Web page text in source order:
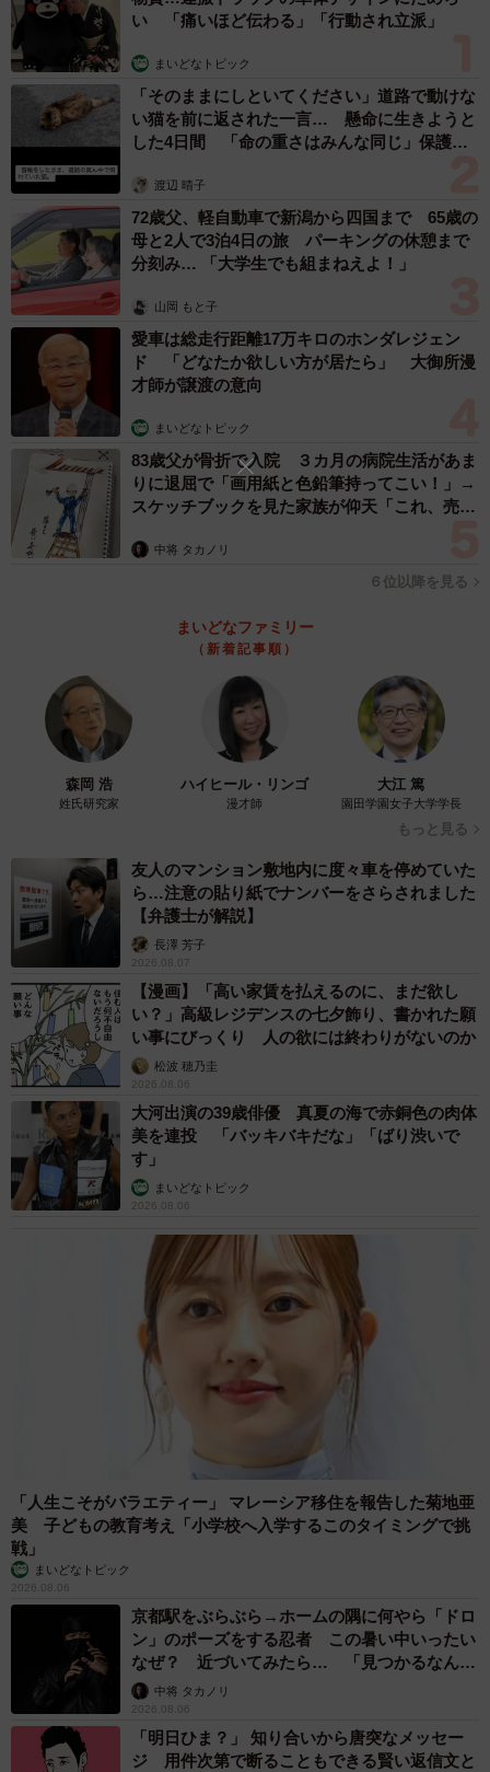
里親希望者さんは諦めませんでした。心を閉ざすさつきに
「さつきが私たちを信頼し、我が家を『私のお家』として
選んでくれるまでがんばろう」と献身的に接し続けまし
た。
里親さんの愛情を前にさつきが心を開いた
やがてさつきはトライアル当初のような行動を見せなくな
り、表情も柔らかくなりました。優しい里親さん家族から
の愛情が伝わり、信頼を寄せることができたのでしょう。
後日、正式譲渡の申し出があり、さつきは「ずっとのお
家」をつかむことができました。
一番最後にさつきにぴったりの「お家」を見つけることができました
さつきには人馴れだけでなく、散歩などのトレーニングも
必要でしたが、里親さんはさつきのペースに合わせて接し
続けました。後には里親さんの前では、尻尾を振りご機嫌
な表情を見せてくれるようにもなったそうです。
一番最後に幸せをつかんださつき。時間はかかりました
が、それはこの優しい里親さんと出会うための運命だった
のかもしれません。
アニマルフォスターペアレンツ
https://anfospe.com/
い 「痛いほど伝わる」「行動され立派」
まいどなトピック
「そのままにしといてください」道路で動けな
い猫を前に返された一言… 懸命に生きようと
した4日間 「命の重さはみんな同じ」保護団
渡辺 晴子
72歳父、軽自動車で新潟から四国まで 65歳の
母と2人で3泊4日の旅 パーキングの休憩まで
分刻み… 「大学生でも組まねえよ！」
山岡 もと子
愛車は総走行距離17万キロのホンダレジェン
ド 「どなたか欲しい方が居たら」 大御所漫
才師が譲渡の意向
まいどなトピック
83歳父が骨折で入院 ３カ月の病院生活があま
りに退屈で「画用紙と色鉛筆持ってこい！」→
スケッチブックを見た家族が仰天「これ、売れ
中将 タカノリ
６位以降を見る
まいどなファミリー
（新着記事順）
森岡 浩
姓氏研究家
ハイヒール・リンゴ
漫才師
大江 篤
園田学園女子大学学長
もっと見る
友人のマンション敷地内に度々車を停めていた
ら…注意の貼り紙でナンバーをさらされました
【弁護士が解説】
長澤 芳子
2026.08.07
【漫画】「高い家賃を払えるのに、まだ欲し
い？」高級レジデンスの七夕飾り、書かれた願
い事にびっくり 人の欲には終わりがないのか
松波 穂乃圭
2026.08.06
大河出演の39歳俳優 真夏の海で赤銅色の肉体
美を連投 「バッキバキだな」「ばり渋いで
す」
まいどなトピック
2026.08.06
「人生こそがバラエティー」 マレーシア移住を報告した菊地亜
美 子どもの教育考え「小学校へ入学するこのタイミングで挑
戦」
まいどなトピック
2026.08.06
京都駅をぶらぶら→ホームの隅に何やら「ドロ
ン」のポーズをする忍者 この暑い中いったい
なぜ？ 近づいてみたら… 「見つかるなんて
未熟」中将 タカノリ
2026.08.06
「明日ひま？」 知り合いから唐突なメッセー
ジ 用件次第で断ることもできる賢い返信文と